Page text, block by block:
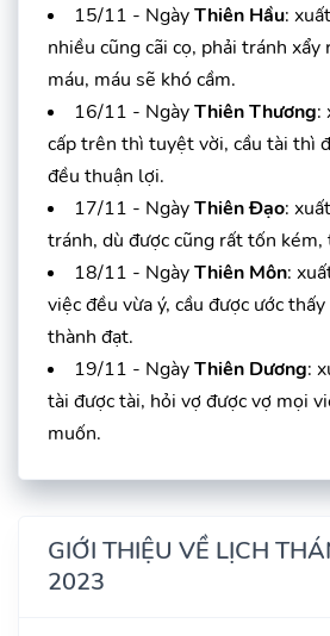
15/11 - NgàyThiên Hầu:
nhiều cũng cãi cọ, phải tránh xẩy
máu, máu sẽ khó cầm.
16/11 - NgàyThiên Thương:
cấp trên thì tuyệt vời, cầu tài thì
đều thuận lợi.
17/11 - NgàyThiên Đạo:
tránh, dù được cũng rất tốn
18/11 - NgàyThiên Môn:
việc đều vừa ý, cầu được ước
thành đạt.
19/11 - NgàyThiên Dương:
tài được tài, hỏi vợ được vợ mọi
muốn.
GIỚI THIỆU VỀ LỊCH
2023